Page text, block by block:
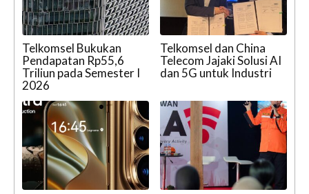
Telkomsel Bukukan
Pendapatan Rp55,6
Triliun pada Semester I
2026
Telkomsel dan China
Telecom Jajaki Solusi AI
dan 5G untuk Industri